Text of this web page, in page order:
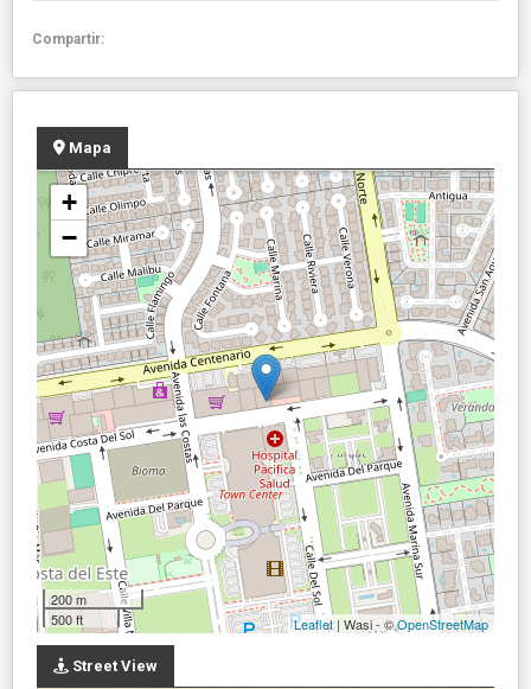
Compartir:
Mapa
+
−
200 m
500 ft
Leaflet| Wasi - ©OpenStreetMap
Street View